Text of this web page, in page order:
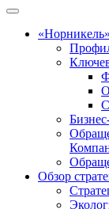
Обзор